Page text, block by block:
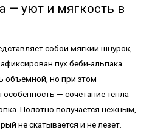
— уют и мягкость в
собой мягкий шнурок,
пух беби-альпака.
объемной, но при этом
особенность — сочетание тепла
Полотно получается нежным,
не скатывается и не лезет.